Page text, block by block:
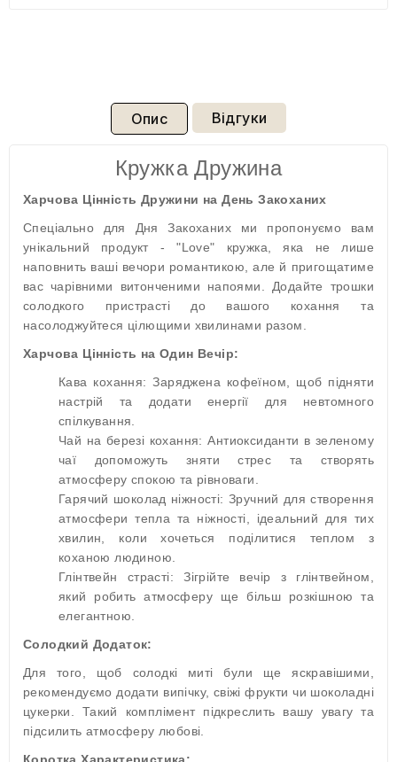
Опис Відгуки
Кружка Дружина
Харчова Цінність Дружини на День Закоханих
Спеціально для Дня Закоханих ми пропонуємо вам
унікальний продукт - "Love" кружка, яка не лише
наповнить ваші вечори романтикою, але й пригощатиме
вас чарівними витонченими напоями. Додайте трошки
солодкого пристрасті до вашого кохання та
насолоджуйтеся цілющими хвилинами разом.
Харчова Цінність на Один Вечір:
Кава кохання: Заряджена кофеїном, щоб підняти
настрій та додати енергії для невтомного
спілкування.
Чай на березі кохання: Антиоксиданти в зеленому
чаї допоможуть зняти стрес та створять
атмосферу спокою та рівноваги.
Гарячий шоколад ніжності: Зручний для створення
атмосфери тепла та ніжності, ідеальний для тих
хвилин, коли хочеться поділитися теплом з
коханою людиною.
Глінтвейн страсті: Зігрійте вечір з глінтвейном,
який робить атмосферу ще більш розкішною та
елегантною.
Солодкий Додаток:
Для того, щоб солодкі миті були ще яскравішими,
рекомендуємо додати випічку, свіжі фрукти чи шоколадні
цукерки. Такий комплімент підкреслить вашу увагу та
підсилить атмосферу любові.